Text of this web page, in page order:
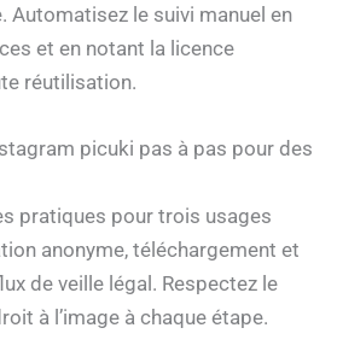
Automatisez le suivi manuel en
et en notant la licence
réutilisation.
picuki pas à pas pour des
pratiques pour trois usages
anonyme, téléchargement et
de veille légal. Respectez le
à l’image à chaque étape.